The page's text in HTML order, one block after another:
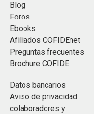
Blog
Foros
Ebooks
Afiliados COFIDEnet
Preguntas frecuentes
Brochure COFIDE
Datos bancarios
Aviso de privacidad
colaboradores y